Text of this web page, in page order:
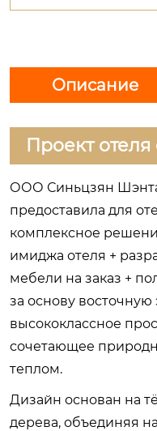
Описание
Проект
ООО Синьцзян
предоставила для
комплексное
имиджа отеля +
мебели на заказ +
за основу восточную
высококлассное
сочетающее
теплом.
Дизайн основан на
дерева, объединяя